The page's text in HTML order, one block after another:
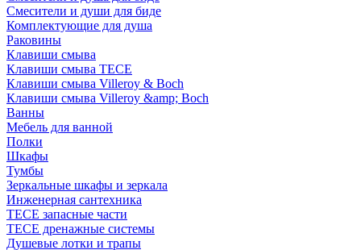
Смесители и души для биде
Комплектующие для душа
Раковины
Клавиши смыва
Клавиши смыва TECE
Клавиши смыва Villeroy & Boch
Клавиши смыва Villeroy &amp; Boch
Ванны
Мебель для ванной
Полки
Шкафы
Тумбы
Зеркальные шкафы и зеркала
Инженерная сантехника
TECE запасные части
TECE дренажные системы
Душевые лотки и трапы